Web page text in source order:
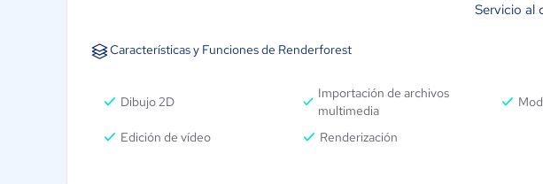
Servicio al
Características y Funciones de Renderforest
Dibujo 2D
Importación de archivos
multimedia
Edición de vídeo Renderización